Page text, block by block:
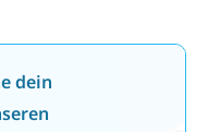
dein